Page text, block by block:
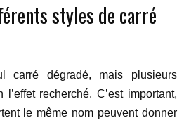
styles de carré
carré dégradé, mais plusieurs
recherché. C’est important,
le même nom peuvent donner